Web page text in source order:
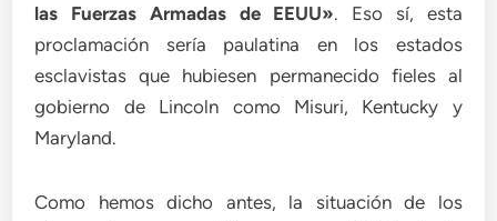
las Fuerzas Armadas de EEUU». Eso sí, esta
proclamación sería paulatina en los estados
esclavistas que hubiesen permanecido fieles al
gobierno de Lincoln como Misuri, Kentucky y
Maryland.
Como hemos dicho antes, la situación de los